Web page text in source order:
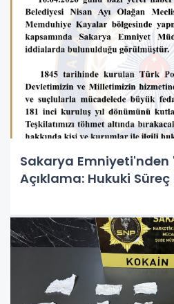
Sakarya Emniyeti'nden
Açıklama: Hukuki Süreç